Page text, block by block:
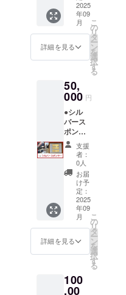
もも肉
原材
料：比
内地鶏
もも肉
量：40g
限：容
器包装
載 保存
方法：
開封後
は冷暗
所に保
管し、
早めに
お与え
下さい
ジャー
キー
ミア
ム】白
料：白
神ラム
容量：
35g 賞
味期
限：容
器包装
高温・
多湿は
避けて
保存し
てくだ
さい ・
八郎潟
物語
秋田の
白魚−し
らうお−
原材
料：白
魚（秋
田産）
内容
量：20g
上に記
載 保存
ト 秋田
の厳選
素材で
作った
ナチュ
ラルな
風味の
シング
ギフト
セット
を、専
用ギフ
ト箱に
てお届
けしま
す。 内
容量：
内容
量:150
ml×6本
入り
セット
内容：
たまね
ちご&バ
ルサミ
2025
年09
月
詳細を見る
こ
の
リ
タ
ー
ン
を
選
択
す
る
50,
000 円
●シル
バース
ポン
サーに
なって
いただ
きま
す。 お
名前を
記載し
たプ
レート
を掲示
いたし
ます。
サイ
19.5×6c
m 掲示
支援
者：
0人
お届
け予
定：
2025
年09
月
詳細を見る
こ
の
リ
タ
ー
ン
を
選
択
す
る
100
,00